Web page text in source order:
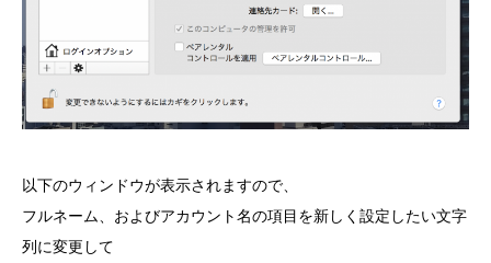
以下のウィンドウが表示されますので、
フルネーム、およびアカウント名の項目を新しく設定したい文字
列に変更して